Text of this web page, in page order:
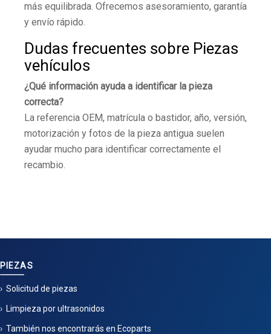
más equilibrada. Ofrecemos asesoramiento, garantía
y envío rápido.
Dudas frecuentes sobre Piezas
vehículos
¿Qué información ayuda a identificar la pieza
correcta?
La referencia OEM, matrícula o bastidor, año, versión,
motorización y fotos de la pieza antigua suelen
ayudar mucho para identificar correctamente el
recambio.
PIEZAS
Solicitud de piezas
Limpieza por ultrasonidos
También nos encontrarás en Ecoparts